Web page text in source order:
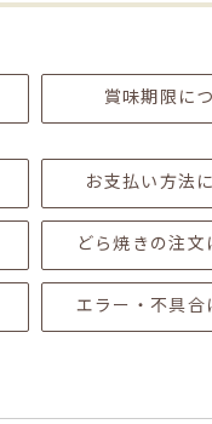
賞味期限に
お支払い方法
どら焼きの注文
エラー・不具合